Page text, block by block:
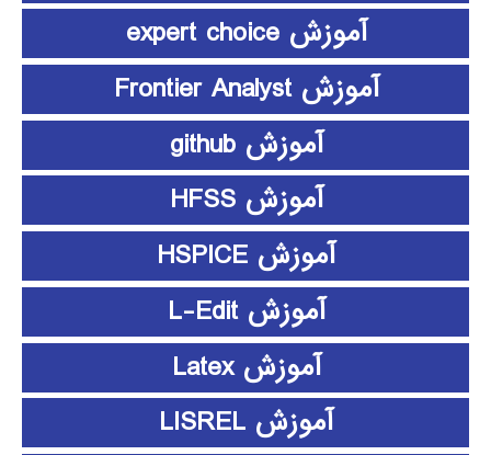
آموزش expert choice
آموزش Frontier Analyst
آموزش github
آموزش HFSS
آموزش HSPICE
آموزش L-Edit
آموزش Latex
آموزش LISREL